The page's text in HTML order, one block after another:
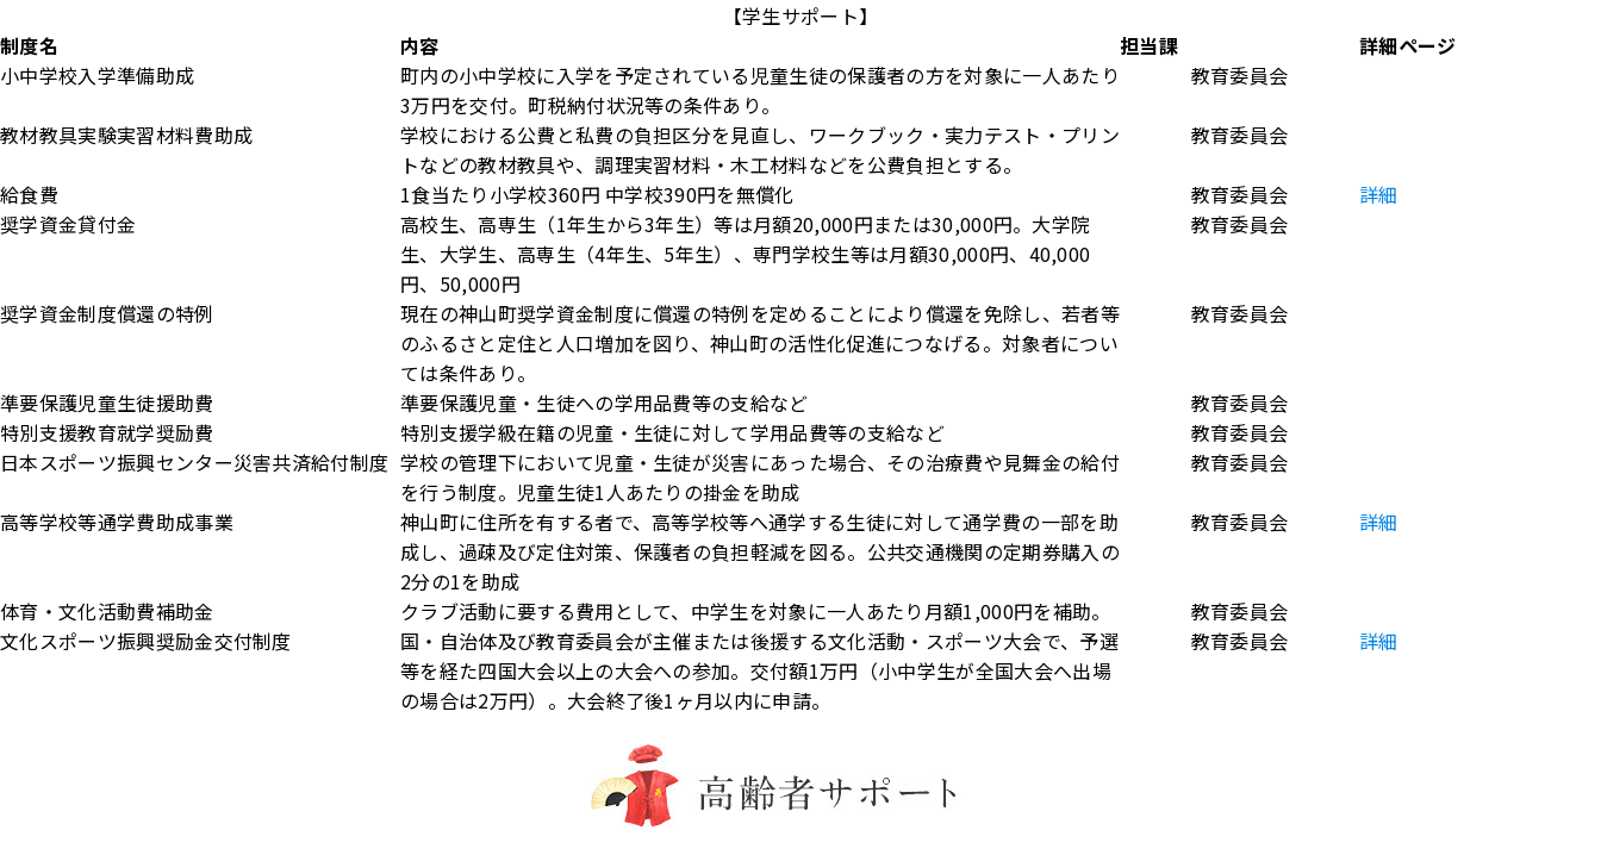
【学生サポート】
制度名
内容 担当課
詳細ページ
小中学校入学準備助成
町内の小中学校に入学を予定されている児童生徒の保護者の方を対象に一人あたり
3万円を交付。町税納付状況等の条件あり。
教育委員会
教材教具実験実習材料費助成
学校における公費と私費の負担区分を見直し、ワークブック・実力テスト・プリン
トなどの教材教具や、調理実習材料・木工材料などを公費負担とする。
教育委員会
給食費 1食当たり小学校360円 中学校390円を無償化 教育委員会
詳細
奨学資金貸付金
高校生、高専生（1年生から3年生）等は月額20,000円または30,000円。大学院
生、大学生、高専生（4年生、5年生）、専門学校生等は月額30,000円、40,000
円、50,000円
教育委員会
奨学資金制度償還の特例
現在の神山町奨学資金制度に償還の特例を定めることにより償還を免除し、若者等
のふるさと定住と人口増加を図り、神山町の活性化促進につなげる。対象者につい
ては条件あり。
教育委員会
準要保護児童生徒援助費 準要保護児童・生徒への学用品費等の支給など
教育委員会
特別支援教育就学奨励費
特別支援学級在籍の児童・生徒に対して学用品費等の支給など
教育委員会
日本スポーツ振興センター災害共済給付制度 学校の管理下において児童・生徒が災害にあった場合、その治療費や見舞金の給付
を行う制度。児童生徒1人あたりの掛金を助成
教育委員会
高等学校等通学費助成事業
神山町に住所を有する者で、高等学校等へ通学する生徒に対して通学費の一部を助
成し、過疎及び定住対策、保護者の負担軽減を図る。公共交通機関の定期券購入の
2分の1を助成
教育委員会 詳細
体育・文化活動費補助金 クラブ活動に要する費用として、中学生を対象に一人あたり月額1,000円を補助。
教育委員会
文化スポーツ振興奨励金交付制度
国・自治体及び教育委員会が主催または後援する文化活動・スポーツ大会で、予選
等を経た四国大会以上の大会への参加。交付額1万円（小中学生が全国大会へ出場
の場合は2万円）。大会終了後1ヶ月以内に申請。
教育委員会 詳細